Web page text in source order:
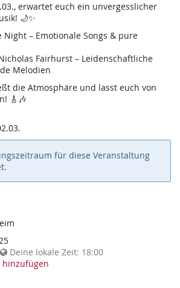
erwartet euch ein unvergesslicher
🌙✨
Night – Emotionale Songs & pure
Fairhurst – Leidenschaftliche
Melodien
die Atmosphäre und lasst euch von
🎸🎶
für diese Veranstaltung
Deine lokale Zeit: 18:00
hinzufügen